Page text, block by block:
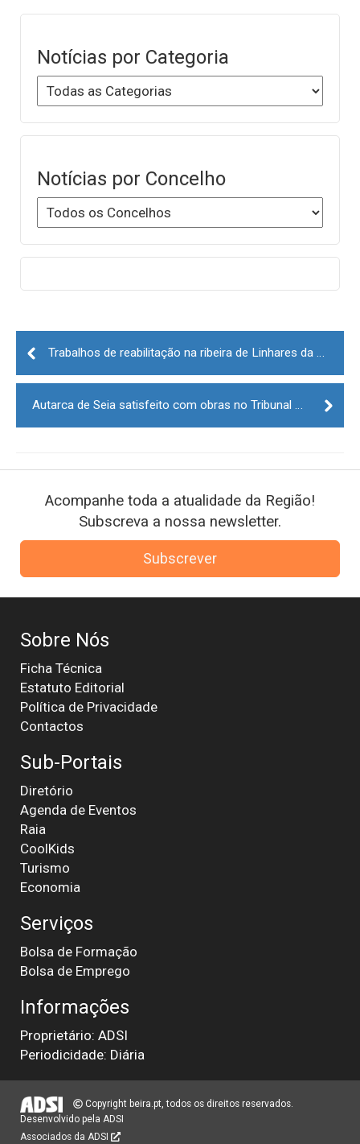
Notícias por Categoria
Notícias por Concelho
Post
navigation
Trabalhos de reabilitação na ribeira de Linhares da Beira (Celorico da Beira)
Autarca de Seia satisfeito com obras no Tribunal mas pede reforço de serviços
Acompanhe toda a atualidade da Região!
Subscreva a nossa newsletter.
Subscrever
Sobre Nós
Ficha Técnica
Estatuto Editorial
Política de Privacidade
Contactos
Sub-Portais
Diretório
Agenda de Eventos
Raia
CoolKids
Turismo
Economia
Serviços
Bolsa de Formação
Bolsa de Emprego
Informações
Proprietário: ADSI
Periodicidade: Diária
Copyright beira.pt, todos os direitos reservados.
Desenvolvido pela ADSI
Associados da ADSI